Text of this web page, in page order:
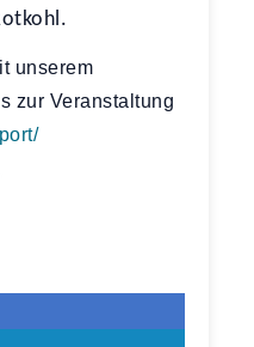
unserem
zur Veranstaltung